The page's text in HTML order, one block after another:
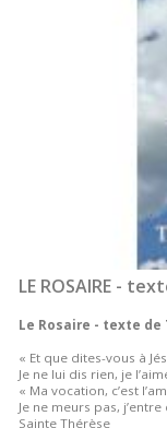
LE ROSAIRE -
Le Rosaire - texte de
« Et que dites-vous à
Je ne lui dis rien, je
« Ma vocation, c’est
Je ne meurs pas,
Sainte Thérèse